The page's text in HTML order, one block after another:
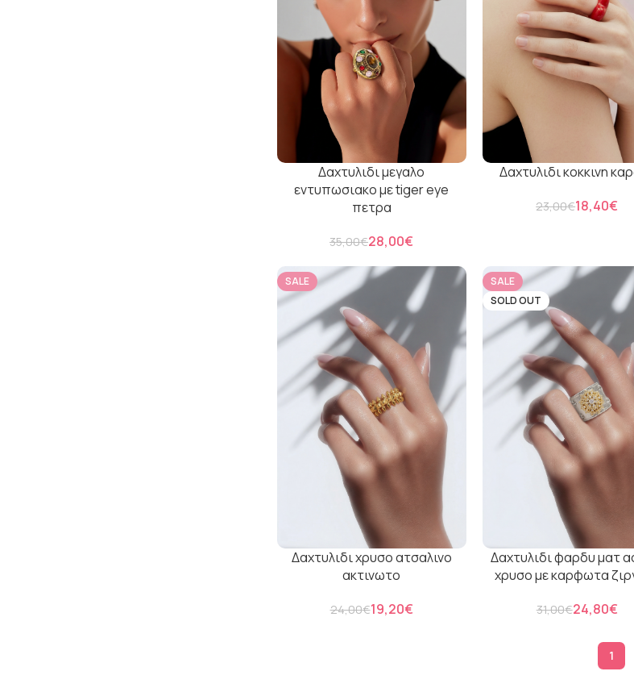
Δαχτυλιδι μεγαλο
εντυπωσιακο με tiger eye
πετρα
35,00€28,00€
Δαχτυλιδι κοκκινη
23,00€18,40€
SALE
Δαχτυλιδι χρυσο ατσαλινο
ακτινωτο
24,00€19,20€
SALE
SOLD OUT
Δαχτυλιδι φαρδυ ματ
χρυσο με καρφωτα
31,00€24,80€
1